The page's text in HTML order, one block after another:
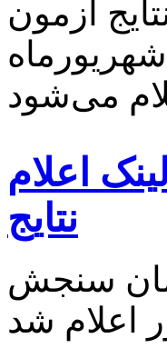
آزمون
دوم شهریورماه
اعلام شد+لینک اعلام
نتایج
۹۴ از سوی سازمان سنجش